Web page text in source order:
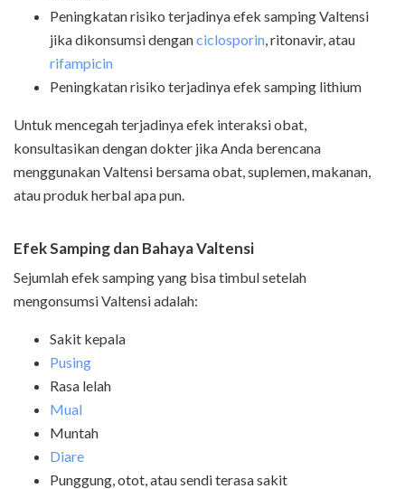
Peningkatan risiko terjadinya efek samping Valtensi
jika dikonsumsi denganciclosporin, ritonavir, atau
rifampicin
Peningkatan risiko terjadinya efek samping lithium
Untuk mencegah terjadinya efek interaksi obat,
konsultasikan dengan dokter jika Anda berencana
menggunakan Valtensi bersama obat, suplemen, makanan,
atau produk herbal apa pun.
Efek Samping dan Bahaya Valtensi
Sejumlah efek samping yang bisa timbul setelah
mengonsumsi Valtensi adalah:
Sakit kepala
Pusing
Rasa lelah
Mual
Muntah
Diare
Punggung, otot, atau sendi terasa sakit